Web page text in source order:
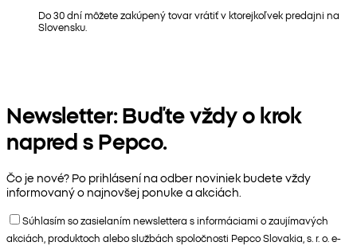
Do 30 dní môžete zakúpený tovar vrátiť v ktorejkoľvek predajni na
Slovensku.
Newsletter: Buďte vždy o krok
napred s Pepco.
Čo je nové? Po prihlásení na odber noviniek budete vždy
informovaný o najnovšej ponuke a akciách.
Súhlasím so zasielaním newslettera s informáciami o zaujímavých
akciách, produktoch alebo službách spoločnosti Pepco Slovakia, s. r. o. e-